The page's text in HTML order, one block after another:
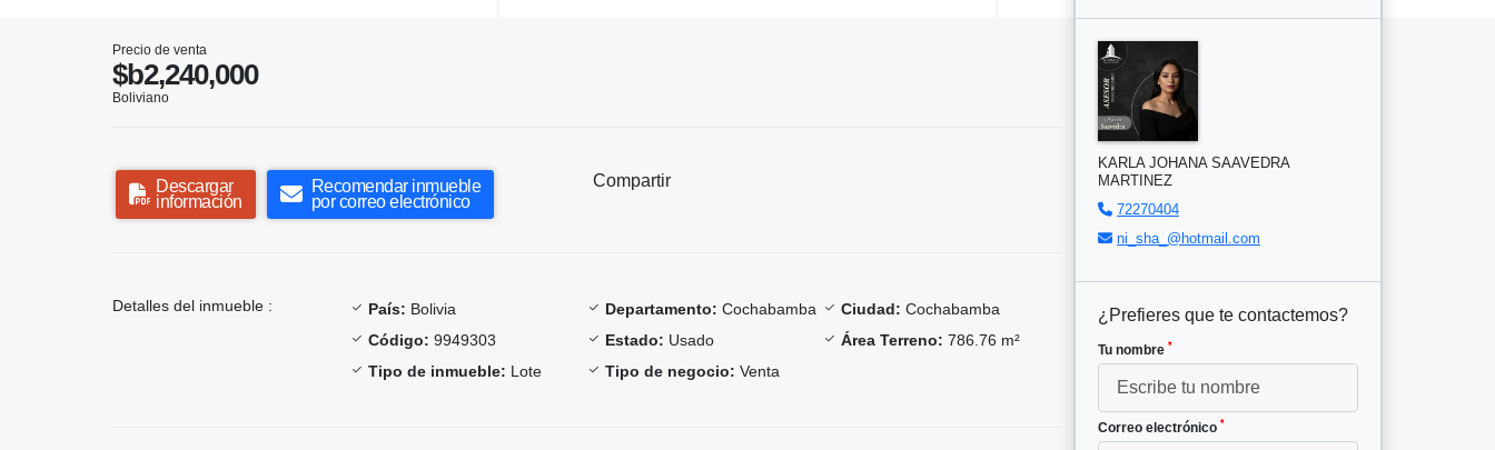
Precio de venta
$b2,240,000
Boliviano
Descargar
información
Recomendar inmueble
por correo electrónico
Compartir
Detalles del inmueble : País: Bolivia Departamento: Cochabamba Ciudad: Cochabamba
Código: 9949303 Estado: Usado Área Terreno: 786.76 m²
Tipo de inmueble: Lote Tipo de negocio: Venta
KARLA JOHANA SAAVEDRA
MARTINEZ
72270404
ni_sha_@hotmail.com
¿Prefieres que te contactemos?
Tu nombre *
Correo electrónico *